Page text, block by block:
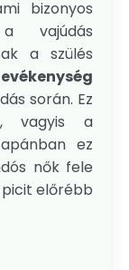
bizonyos
vajúdás
a szülés
során. Ez
vagyis a
ez
nők fele
picit előrébb